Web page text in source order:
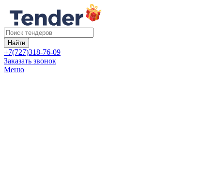
Найти
+7(727)318-76-09
Заказать звонок
Меню